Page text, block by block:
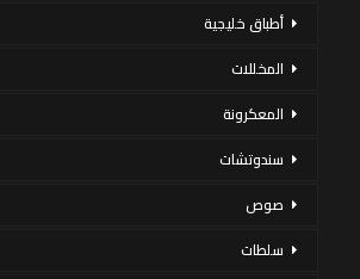
أطباق خليجية
المخللات
المعكرونة
سندوتشات
صوص
سلطات